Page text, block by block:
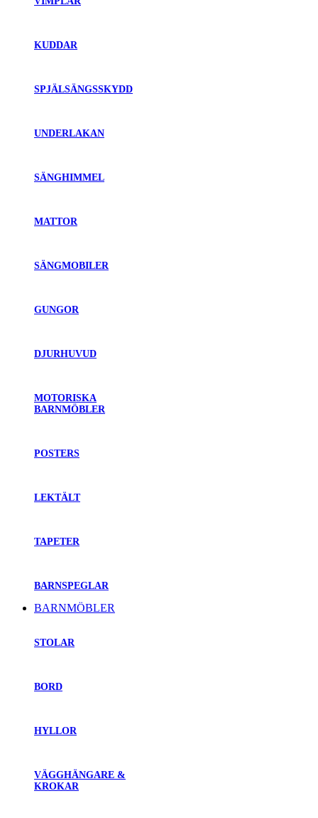
KUDDAR
SPJÄLSÄNGSSKYDD
UNDERLAKAN
SÄNGHIMMEL
MATTOR
SÄNGMOBILER
GUNGOR
DJURHUVUD
MOTORISKA
BARNMÖBLER
POSTERS
LEKTÄLT
TAPETER
BARNSPEGLAR
BARNMÖBLER
STOLAR
BORD
HYLLOR
VÄGGHÄNGARE &
KROKAR